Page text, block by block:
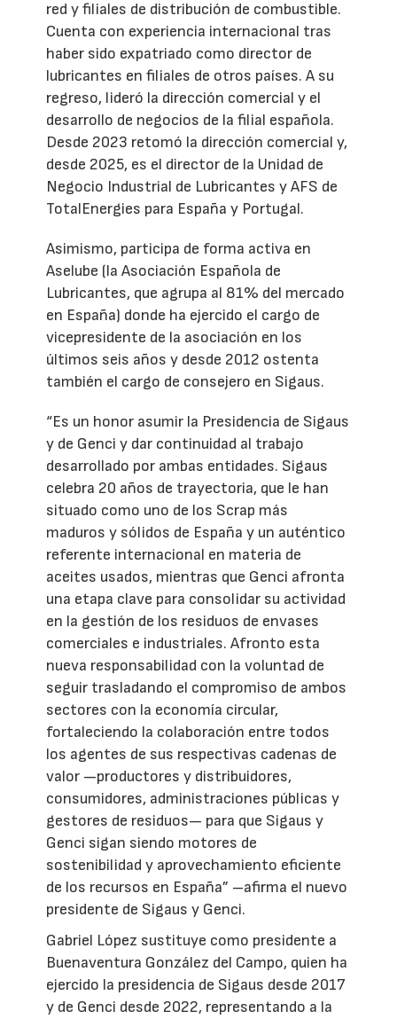
red y filiales de distribución de combustible.
Cuenta con experiencia internacional tras
haber sido expatriado como director de
lubricantes en filiales de otros países. A su
regreso, lideró la dirección comercial y el
desarrollo de negocios de la filial española.
Desde 2023 retomó la dirección comercial y,
desde 2025, es el director de la Unidad de
Negocio Industrial de Lubricantes y AFS de
TotalEnergies para España y Portugal.
Asimismo, participa de forma activa en
Aselube (la Asociación Española de
Lubricantes, que agrupa al 81% del mercado
en España) donde ha ejercido el cargo de
vicepresidente de la asociación en los
últimos seis años y desde 2012 ostenta
también el cargo de consejero en Sigaus.
“Es un honor asumir la Presidencia de Sigaus
y de Genci y dar continuidad al trabajo
desarrollado por ambas entidades. Sigaus
celebra 20 años de trayectoria, que le han
situado como uno de los Scrap más
maduros y sólidos de España y un auténtico
referente internacional en materia de
aceites usados, mientras que Genci afronta
una etapa clave para consolidar su actividad
en la gestión de los residuos de envases
comerciales e industriales. Afronto esta
nueva responsabilidad con la voluntad de
seguir trasladando el compromiso de ambos
sectores con la economía circular,
fortaleciendo la colaboración entre todos
los agentes de sus respectivas cadenas de
valor —productores y distribuidores,
consumidores, administraciones públicas y
gestores de residuos— para que Sigaus y
Genci sigan siendo motores de
sostenibilidad y aprovechamiento eficiente
de los recursos en España” –afirma el nuevo
presidente de Sigaus y Genci.
Gabriel López sustituye como presidente a
Buenaventura González del Campo, quien ha
ejercido la presidencia de Sigaus desde 2017
y de Genci desde 2022, representando a la